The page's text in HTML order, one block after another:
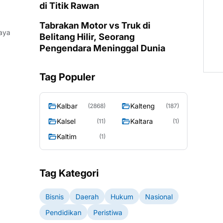
di Titik Rawan
Tabrakan Motor vs Truk di
Belitang Hilir, Seorang
Pengendara Meninggal Dunia
Tag Populer
Kalbar (2868) Kalteng (187)
Kalsel (11) Kaltara (1)
Kaltim (1)
Tag Kategori
Bisnis Daerah Hukum
Nasional
Pendidikan
Peristiwa